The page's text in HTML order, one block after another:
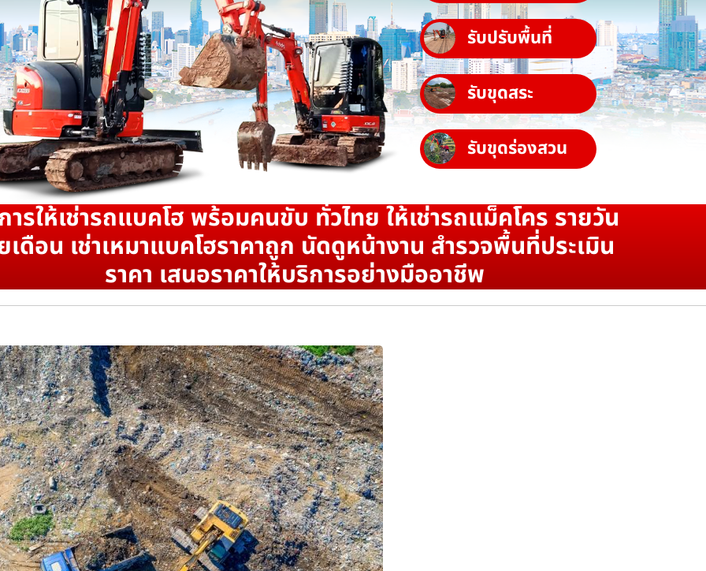
รับปรับพื้นที่
รับขุดสระ
รับขุดร่องสวน
ารให้เช่ารถแบคโฮ พร้อมคนขับ ทั่วไทย ให้เช่ารถแม็คโคร รายวัน
เดือน เช่าเหมาแบคโฮราคาถูก นัดดูหน้างาน สำรวจพื้นที่ประเมิน
ราคา เสนอราคาให้บริการอย่างมืออาชีพ